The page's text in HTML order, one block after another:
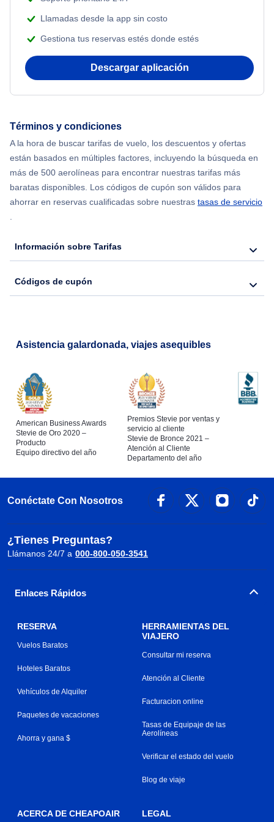
Flights from Nueva York to Atenas
Flights from Shanghai to Nueva York
Flights from Delhi to Nueva York
Flights from Chicago to Delhi
Flights from Nueva York to Hong Kong
Flights from Nueva York to Lisboa
Adventure Vacations
Llamadas desde la app sin costo
Gestiona tus reservas estés donde estés
Descargar aplicación
Términos y condiciones
A la hora de buscar tarifas de vuelo, los descuentos y ofertas
están basados en múltiples factores, incluyendo la búsqueda en
más de 500 aerolíneas para encontrar nuestras tarifas más
baratas disponibles. Los códigos de cupón son válidos para
ahorrar en reservas cualificadas sobre nuestras tasas de servicio
.
Información sobre Tarifas
Códigos de cupón
Asistencia galardonada, viajes asequibles
American Business Awards
Stevie de Oro 2020 –
Producto
Equipo directivo del año
Premios Stevie por ventas y
servicio al cliente
Stevie de Bronce 2021 –
Atención al Cliente
Departamento del año
Conéctate Con Nosotros
¿Tienes Preguntas?
Llámanos 24/7 a 000-800-050-3541
Enlaces Rápidos
RESERVA
Vuelos Baratos
Hoteles Baratos
Vehículos de Alquiler
Paquetes de vacaciones
Ahorra y gana $
HERRAMIENTAS DEL
VIAJERO
Consultar mi reserva
Atención al Cliente
Facturacion online
Tasas de Equipaje de las
Aerolíneas
Verificar el estado del vuelo
Blog de viaje
ACERCA DE CHEAPOAIR LEGAL